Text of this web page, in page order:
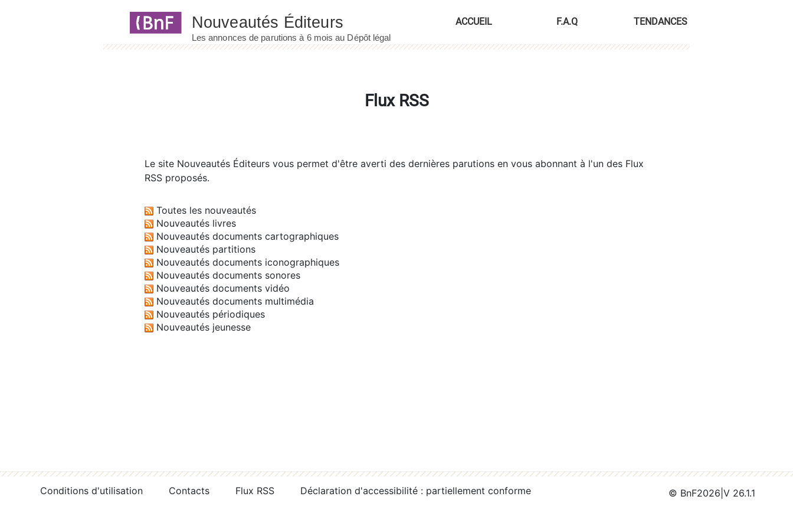
ACCUEIL F.A.Q TENDANCES
Flux RSS
Le site Nouveautés Éditeurs vous permet d'être averti des dernières parutions en vous abonnant à l'un des Flux
RSS proposés.
Toutes les nouveautés
Nouveautés livres
Nouveautés documents cartographiques
Nouveautés partitions
Nouveautés documents iconographiques
Nouveautés documents sonores
Nouveautés documents vidéo
Nouveautés documents multimédia
Nouveautés périodiques
Nouveautés jeunesse
Conditions d'utilisation Contacts Flux RSS Déclaration d'accessibilité : partiellement conforme © BnF2026 V 26.1.1